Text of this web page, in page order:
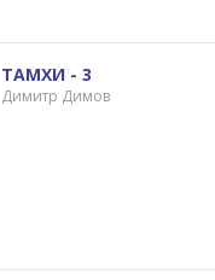
ТАМХИ - 3
Димитр Димов